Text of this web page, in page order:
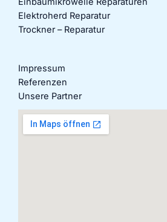
Elektroherd Reparatur
Trockner – Reparatur
Impressum
Referenzen
Unsere Partner